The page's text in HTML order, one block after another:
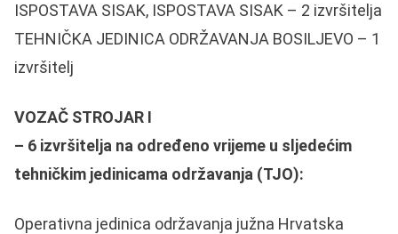
ISPOSTAVA SISAK, ISPOSTAVA SISAK – 2 izvršitelja
TEHNIČKA JEDINICA ODRŽAVANJA BOSILJEVO – 1
izvršitelj
VOZAČ STROJAR I
– 6 izvršitelja na određeno vrijeme u sljedećim
tehničkim jedinicama održavanja (TJO):
Operativna jedinica održavanja južna Hrvatska